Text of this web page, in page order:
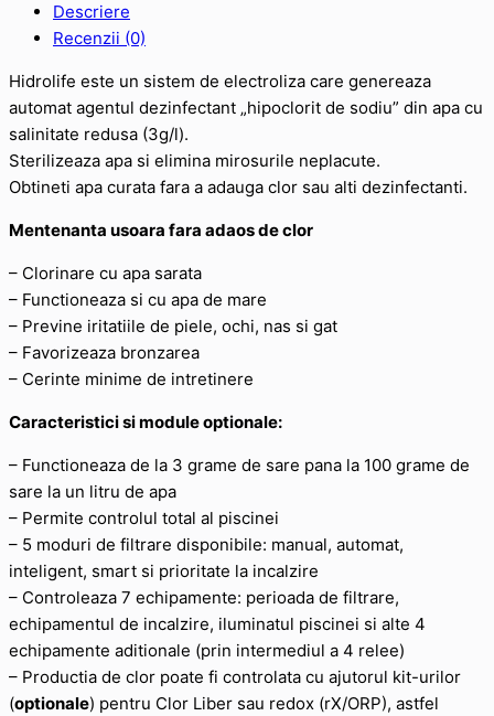
Descriere
Recenzii (0)
Hidrolife este un sistem de electroliza care genereaza
automat agentul dezinfectant „hipoclorit de sodiu” din apa cu
salinitate redusa (3g/l).
Sterilizeaza apa si elimina mirosurile neplacute.
Obtineti apa curata fara a adauga clor sau alti dezinfectanti.
Mentenanta usoara fara adaos de clor
– Clorinare cu apa sarata
– Functioneaza si cu apa de mare
– Previne iritatiile de piele, ochi, nas si gat
– Favorizeaza bronzarea
– Cerinte minime de intretinere
Caracteristici si module optionale:
– Functioneaza de la 3 grame de sare pana la 100 grame de
sare la un litru de apa
– Permite controlul total al piscinei
– 5 moduri de filtrare disponibile: manual, automat,
inteligent, smart si prioritate la incalzire
– Controleaza 7 echipamente: perioada de filtrare,
echipamentul de incalzire, iluminatul piscinei si alte 4
echipamente aditionale (prin intermediul a 4 relee)
– Productia de clor poate fi controlata cu ajutorul kit-urilor
(optionale) pentru Clor Liber sau redox (rX/ORP), astfel